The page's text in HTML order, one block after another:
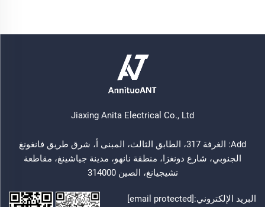
Jiaxing Anita Electrical Co., Ltd
Add: الغرفة 317، الطابق الثالث، المبنى أ، شرق طريق فانغونغ
الجنوبي، شارع دونغزا، منطقة نانهو، مدينة جياشينغ، مقاطعة
تشيجيانغ، الصين 314000
البريد الإلكتروني:[email protected]